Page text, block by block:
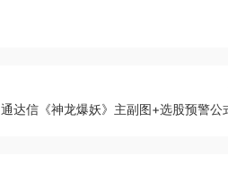
通达信《神龙爆妖》主副图+选股预警公